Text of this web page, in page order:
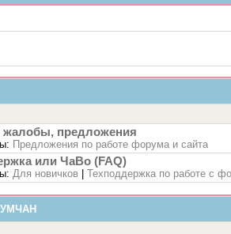
жалобы, предложения
Предложения по работе форума и сайта
или ЧаВо (FAQ)
Для новичков Техподдержка по работе с